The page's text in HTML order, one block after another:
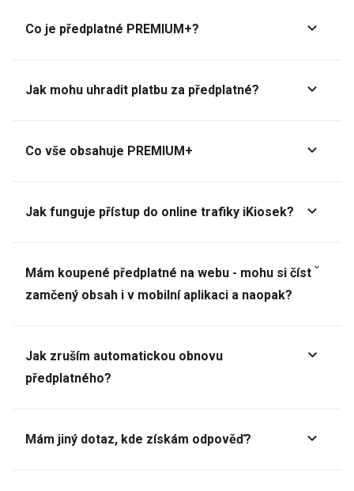
Co je předplatné PREMIUM+?
Jak mohu uhradit platbu za předplatné?
Co vše obsahuje PREMIUM+
Jak funguje přístup do online trafiky iKiosek?
Mám koupené předplatné na webu - mohu si číst
zamčený obsah i v mobilní aplikaci a naopak?
Jak zruším automatickou obnovu
předplatného?
Mám jiný dotaz, kde získám odpověď?